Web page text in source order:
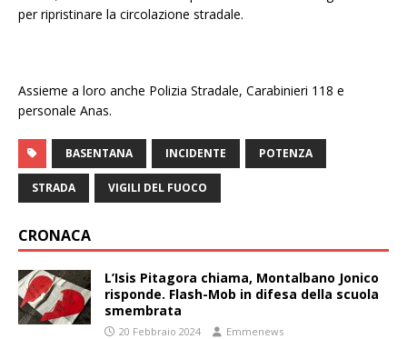
per ripristinare la circolazione stradale.
Assieme a loro anche Polizia Stradale, Carabinieri 118 e
personale Anas.
BASENTANA INCIDENTE POTENZA
STRADA VIGILI DEL FUOCO
CRONACA
L’Isis Pitagora chiama, Montalbano Jonico
risponde. Flash-Mob in difesa della scuola
smembrata
20 Febbraio 2024 Emmenews